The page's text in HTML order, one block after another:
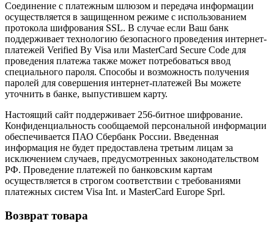
Соединение с платежным шлюзом и передача информации
осуществляется в защищенном режиме с использованием
протокола шифрования SSL. В случае если Ваш банк
поддерживает технологию безопасного проведения интернет-
платежей Verified By Visa или MasterCard Secure Code для
проведения платежа также может потребоваться ввод
специального пароля. Способы и возможность получения
паролей для совершения интернет-платежей Вы можете
уточнить в банке, выпустившем карту.
Настоящий сайт поддерживает 256-битное шифрование.
Конфиденциальность сообщаемой персональной информации
обеспечивается ПАО Сбербанк России. Введенная
информация не будет предоставлена третьим лицам за
исключением случаев, предусмотренных законодательством
РФ. Проведение платежей по банковским картам
осуществляется в строгом соответствии с требованиями
платежных систем Visa Int. и MasterCard Europe Sprl.
Возврат товара